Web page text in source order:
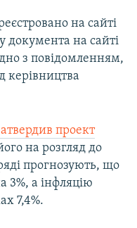
на сайті
документа на сайті
з повідомленням,
керівництва
проект
на розгляд до
прогнозують, що
3%, а інфляцію
7,4%.